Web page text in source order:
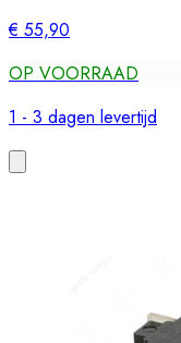
€ 55,90
OP VOORRAAD
1 - 3 dagen levertijd